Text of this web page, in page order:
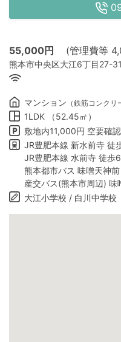
55,000円 (管理費等
熊本市中央区大江6丁目27-31
マンション （鉄筋コンクリ
1LDK （52.45㎡）
敷地内11,000円 空要確認
JR豊肥本線 新水前寺 徒
JR豊肥本線 水前寺 徒歩
熊本都市バス 味噌天神
産交バス(熊本市周辺)
大江小学校 / 白川中学校